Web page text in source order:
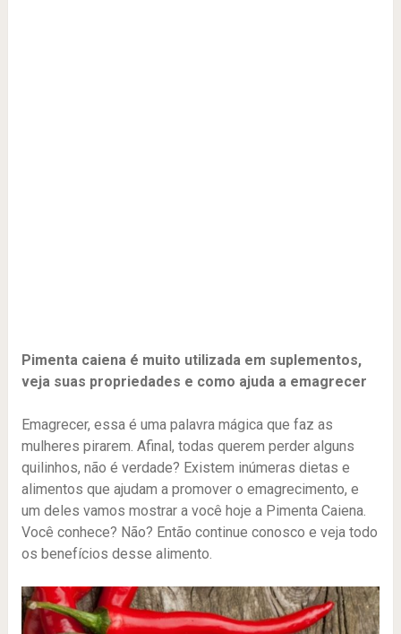
Pimenta caiena é muito utilizada em suplementos,
veja suas propriedades e como ajuda a emagrecer
Emagrecer, essa é uma palavra mágica que faz as
mulheres pirarem. Afinal, todas querem perder alguns
quilinhos, não é verdade? Existem inúmeras dietas e
alimentos que ajudam a promover o emagrecimento, e
um deles vamos mostrar a você hoje a Pimenta Caiena.
Você conhece? Não? Então continue conosco e veja todo
os benefícios desse alimento.